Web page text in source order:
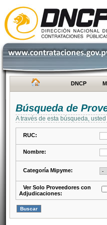
DNCP
Búsqueda de
A través de esta búsqueda,
RUC:
Nombre:
Categoría Mipyme:
Ver Solo Proveedores con
Adjudicaciones: